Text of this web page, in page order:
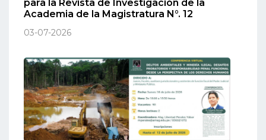
para la Revista de Investigación de la
Academia de la Magistratura N°. 12
03-07-2026